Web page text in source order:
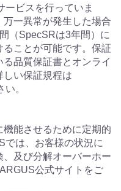
ービスを行っていま
一異常が発生した場合
（SpecSRは3年間）に
ことが可能です。保証
品質保証書とオンライ
しい保証規程は
。
能させるために定期的
では、お客様の状況に
及び分解オーバーホー
公式サイトをご